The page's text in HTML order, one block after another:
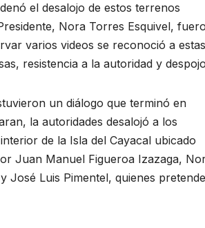
el desalojo de estos terrenos
Nora Torres Esquivel,
varios videos se reconoció a estas
resistencia a la autoridad y
un diálogo que terminó en
la autoridades desalojó a los
de la Isla del Cayacal ubicado
Juan Manuel Figueroa Izazaga,
José Luis Pimentel, quienes